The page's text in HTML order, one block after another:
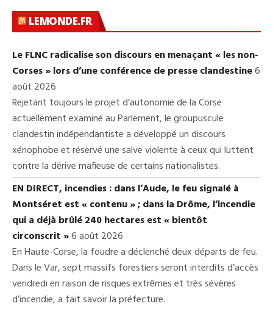
LEMONDE.FR
Le FLNC radicalise son discours en menaçant « les non-
Corses » lors d’une conférence de presse clandestine6
août 2026
Rejetant toujours le projet d’autonomie de la Corse
actuellement examiné au Parlement, le groupuscule
clandestin indépendantiste a développé un discours
xénophobe et réservé une salve violente à ceux qui luttent
contre la dérive mafieuse de certains nationalistes.
EN DIRECT, incendies : dans l’Aude, le feu signalé à
Montséret est « contenu » ; dans la Drôme, l’incendie
qui a déjà brûlé 240 hectares est « bientôt
circonscrit »6 août 2026
En Haute-Corse, la foudre a déclenché deux départs de feu.
Dans le Var, sept massifs forestiers seront interdits d’accès
vendredi en raison de risques extrêmes et très sévères
d’incendie, a fait savoir la préfecture.